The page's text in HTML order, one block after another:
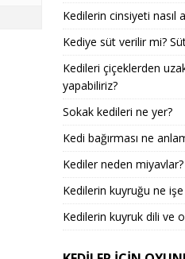
Kedilerin cinsiyeti nasıl
Kediye süt verilir mi?
Kedileri çiçeklerden
yapabiliriz?
Sokak kedileri ne yer?
Kedi bağırması ne
Kediler neden miyavlar?
Kedilerin kuyruğu ne
Kedilerin kuyruk dili ve